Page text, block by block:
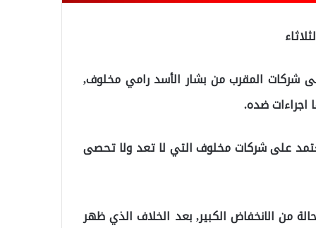
شركات المقرب من بشار الأسد رامي مخلوف,
ضده.
على شركات مخلوف التي لا تعد ولا تحصى
من الانخفاض الكبير, بعد الخلاف الذي ظهر